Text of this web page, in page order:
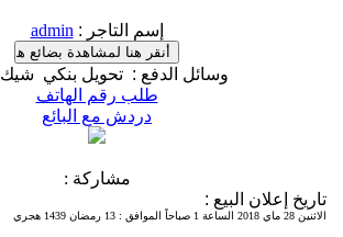
إسم التاجر :
admin
وسائل الدفع : تحويل بنكي شيك
طلب رقم الهاتف
دردش مع البائع
مشاركة :
تاريخ إعلان البيع :
الاثنين 28 ماي 2018 الساعة 1 صباحاً الموافق :